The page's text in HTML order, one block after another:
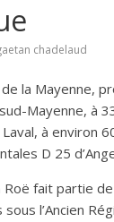
chadelaud
la Mayenne,
Mayenne, à
à environ
D 25
Roë fait partie
sous l’Ancien